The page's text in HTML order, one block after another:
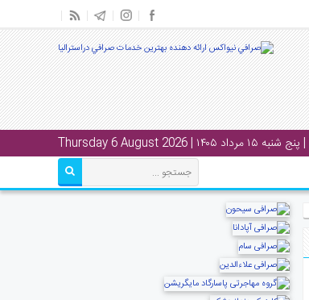
| پنج شنبه ۱۵ مرداد ۱۴۰۵ | Thursday 6 August 2026